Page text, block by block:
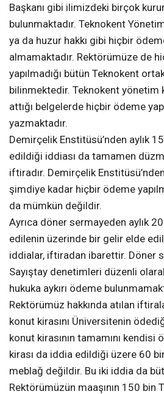
Başkanı gibi ilimizdeki birçok
bulunmaktadır. Teknokent
ya da huzur hakkı gibi hiçbir
almamaktadır. Rektörümüze de
yapılmadığı bütün Teknokent
bilinmektedir. Teknokent yönetim
attığı belgelerde hiçbir ödeme
yazmaktadır.
Demirçelik Enstitüsü’nden aylık
edildiği iddiası da tamamen
iftiradır. Demirçelik
şimdiye kadar hiçbir ödeme
da mümkün değildir.
Ayrıca döner sermayeden aylık
edilenin üzerinde bir gelir elde
iddialar, iftiradan ibarettir. Döner
Sayıştay denetimleri düzenli
hukuka aykırı ödeme
Rektörümüz hakkında atılan
konut kirasını Üniversitenin
konut kirasının tamamını
kirası da iddia edildiği üzere 60
meblağ değildir. Bu iki iddia da
Rektörümüzün maaşının 150 bin